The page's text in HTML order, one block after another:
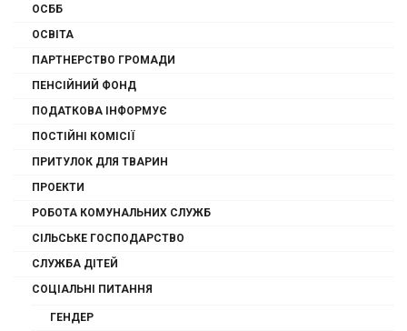
ОСББ
ОСВІТА
ПАРТНЕРСТВО ГРОМАДИ
ПЕНСІЙНИЙ ФОНД
ПОДАТКОВА ІНФОРМУЄ
ПОСТІЙНІ КОМІСІЇ
ПРИТУЛОК ДЛЯ ТВАРИН
ПРОЕКТИ
РОБОТА КОМУНАЛЬНИХ СЛУЖБ
СІЛЬСЬКЕ ГОСПОДАРСТВО
СЛУЖБА ДІТЕЙ
СОЦІАЛЬНІ ПИТАННЯ
ГЕНДЕР